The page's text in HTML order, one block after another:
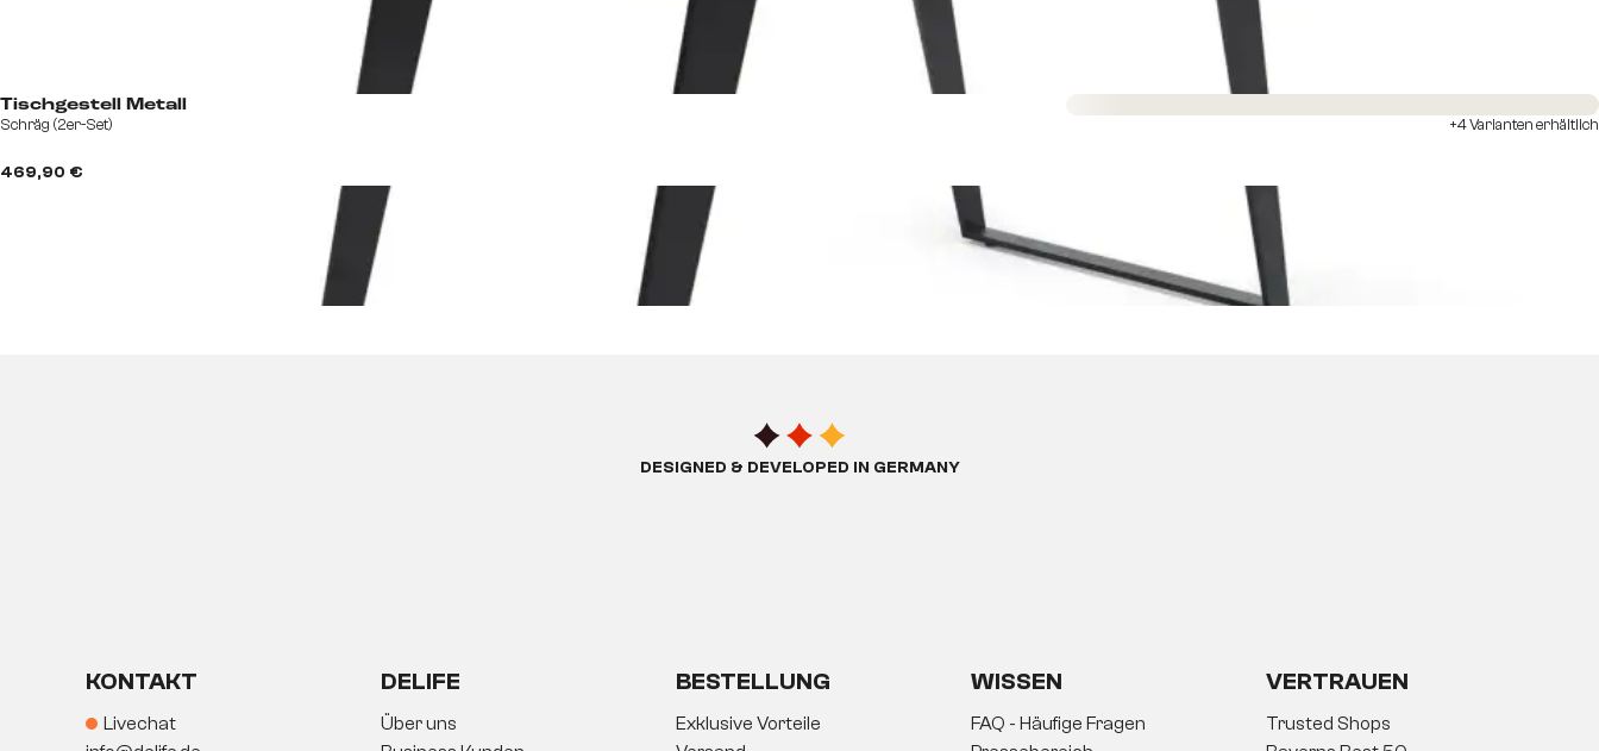
Tischgestell Metall
Schräg (2er-Set)
469,90 €
Sofort versandfertig
+4 Varianten erhältlich
DESIGNED & DEVELOPED IN GERMANY
KONTAKT
Livechat
DELIFE
Über uns
BESTELLUNG
Exklusive Vorteile
WISSEN
FAQ - Häufige Fragen
VERTRAUEN
Trusted Shops